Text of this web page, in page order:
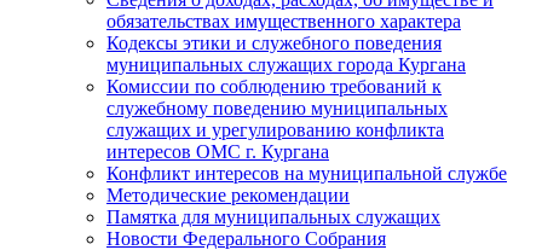
обязательствах имущественного характера
Кодексы этики и служебного поведения
муниципальных служащих города Кургана
Комиссии по соблюдению требований к
служебному поведению муниципальных
служащих и урегулированию конфликта
интересов ОМС г. Кургана
Конфликт интересов на муниципальной службе
Методические рекомендации
Памятка для муниципальных служащих
Новости Федерального Cобрания